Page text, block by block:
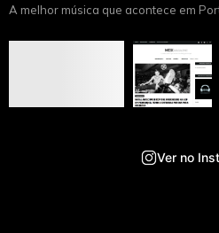
A melhor música que acontece em
Ver no